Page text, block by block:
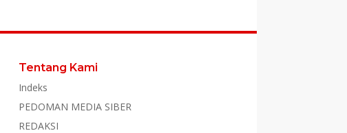
Tentang Kami
Indeks
PEDOMAN MEDIA SIBER
REDAKSI